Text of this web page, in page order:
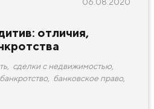
отличия,
сделки с недвижимостью
банкротство, банковское право,